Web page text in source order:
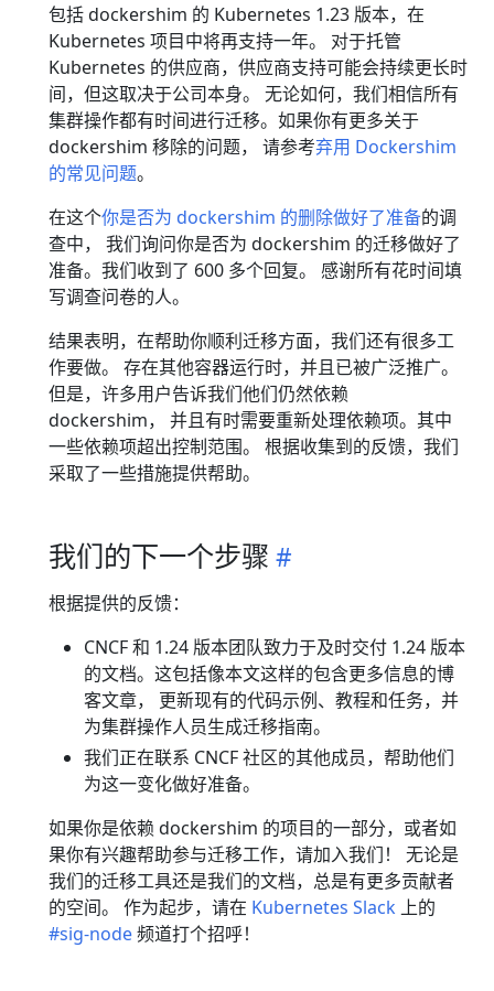
包括 dockershim 的 Kubernetes 1.23 版本，在
Kubernetes 项目中将再支持一年。 对于托管
Kubernetes 的供应商，供应商支持可能会持续更长时
间，但这取决于公司本身。 无论如何，我们相信所有
集群操作都有时间进行迁移。如果你有更多关于
dockershim 移除的问题， 请参考弃用 Dockershim
的常见问题。
在这个你是否为 dockershim 的删除做好了准备的调
查中， 我们询问你是否为 dockershim 的迁移做好了
准备。我们收到了 600 多个回复。 感谢所有花时间填
写调查问卷的人。
结果表明，在帮助你顺利迁移方面，我们还有很多工
作要做。 存在其他容器运行时，并且已被广泛推广。
但是，许多用户告诉我们他们仍然依赖
dockershim， 并且有时需要重新处理依赖项。其中
一些依赖项超出控制范围。 根据收集到的反馈，我们
采取了一些措施提供帮助。
我们的下一个步骤
根据提供的反馈：
CNCF 和 1.24 版本团队致力于及时交付 1.24 版本
的文档。这包括像本文这样的包含更多信息的博
客文章， 更新现有的代码示例、教程和任务，并
为集群操作人员生成迁移指南。
我们正在联系 CNCF 社区的其他成员，帮助他们
为这一变化做好准备。
如果你是依赖 dockershim 的项目的一部分，或者如
果你有兴趣帮助参与迁移工作，请加入我们！ 无论是
我们的迁移工具还是我们的文档，总是有更多贡献者
的空间。 作为起步，请在 Kubernetes Slack 上的
#sig-node频道打个招呼！